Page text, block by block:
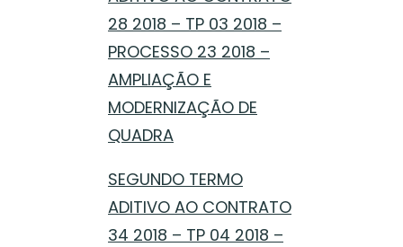
28 2018 – TP 03 2018 –
PROCESSO 23 2018 –
AMPLIAÇÃO E
MODERNIZAÇÃO DE
QUADRA
SEGUNDO TERMO
ADITIVO AO CONTRATO
34 2018 – TP 04 2018 –